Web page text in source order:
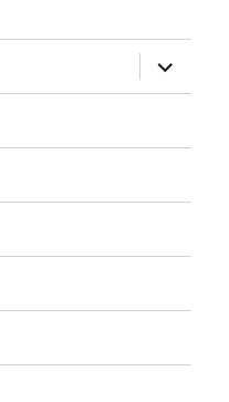
ブ
メ
ー
開